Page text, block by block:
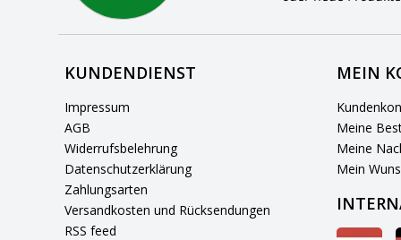
KUNDENDIENST
Impressum
AGB
Widerrufsbelehrung
Datenschutzerklärung
Zahlungsarten
Versandkosten und Rücksendungen
RSS feed
MEIN
Meine
Meine
Mein